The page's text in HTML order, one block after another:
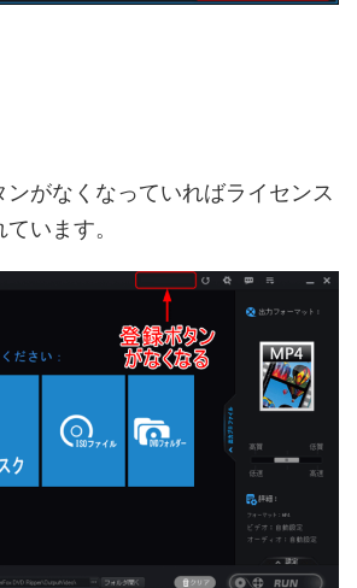
ンがなくなっていればライセンス
います。